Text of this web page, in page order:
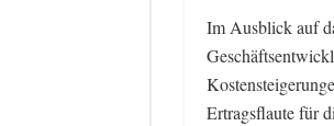
Im Ausblick auf
Ertragsflaute für